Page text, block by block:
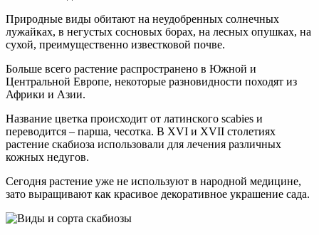
Природные виды обитают на неудобренных солнечных
лужайках, в негустых сосновых борах, на лесных опушках, на
сухой, преимущественно известковой почве.
Больше всего растение распространено в Южной и
Центральной Европе, некоторые разновидности походят из
Африки и Азии.
Название цветка происходит от латинского scabies и
переводится – парша, чесотка. В XVI и XVII столетиях
растение скабиоза использовали для лечения различных
кожных недугов.
Сегодня растение уже не используют в народной медицине,
зато выращивают как красивое декоративное украшение сада.